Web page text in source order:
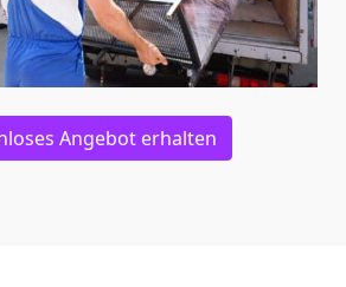
Angebot erhalten